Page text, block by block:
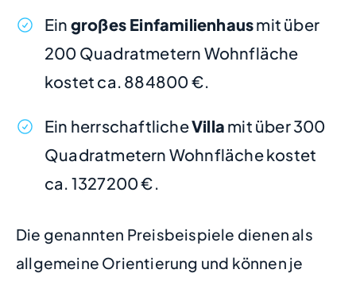
Ein großes Einfamilienhausmit über
200 Quadratmetern Wohnfläche
kostet ca. 884800 €.
Ein herrschaftlicheVilla mit über 300
Quadratmetern Wohnfläche kostet
ca. 1327200 €.
Die genannten Preisbeispiele dienen als
allgemeine Orientierung und können je